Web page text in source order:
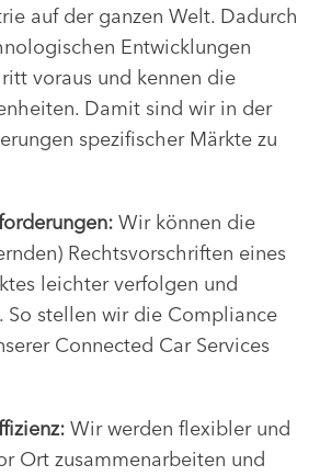
auf der ganzen Welt. Dadurch
Entwicklungen
voraus und kennen die
Damit sind wir in der
spezifischer Märkte zu
Wir können die
Rechtsvorschriften eines
leichter verfolgen und
So stellen wir die Compliance
Connected Car Services
Wir werden flexibler und
Ort zusammenarbeiten und